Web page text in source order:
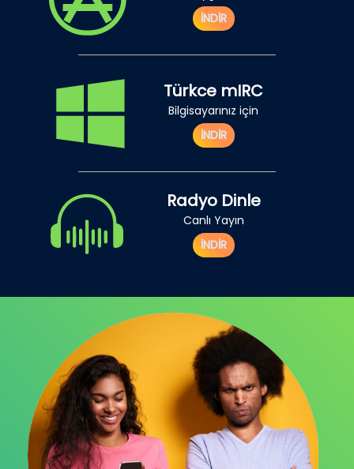
İNDİR
Türkce mIRC
Bilgisayarınız için
İNDİR
Radyo Dinle
Canlı Yayın
İNDİR